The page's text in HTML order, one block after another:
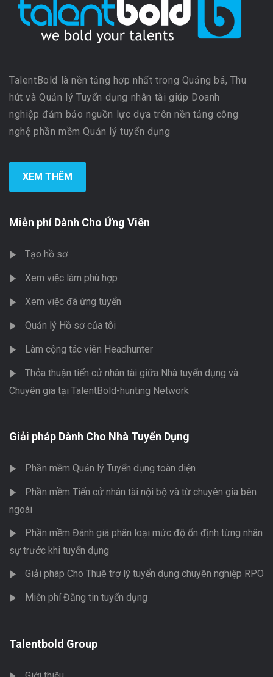
TalentBold là nền tảng hợp nhất trong Quảng bá, Thu
hút và Quản lý Tuyển dụng nhân tài giúp Doanh
nghiệp đảm bảo nguồn lực dựa trên nền tảng công
nghệ phần mềm Quản lý tuyển dụng
XEM THÊM
Miễn phí Dành Cho Ứng Viên
Tạo hồ sơ
Xem việc làm phù hợp
Xem việc đã ứng tuyển
Quản lý Hồ sơ của tôi
Làm cộng tác viên Headhunter
Thỏa thuận tiến cử nhân tài giữa Nhà tuyển dụng và
Chuyên gia tại TalentBold-hunting Network
Giải pháp Dành Cho Nhà Tuyển Dụng
Phần mềm Quản lý Tuyển dụng toàn diện
Phần mềm Tiến cử nhân tài nội bộ và từ chuyên gia bên
ngoài
Phần mềm Đánh giá phân loại mức độ ổn định từng nhân
sự trước khi tuyển dụng
Giải pháp Cho Thuê trợ lý tuyển dụng chuyên nghiệp RPO
Miễn phí Đăng tin tuyển dụng
Talentbold Group